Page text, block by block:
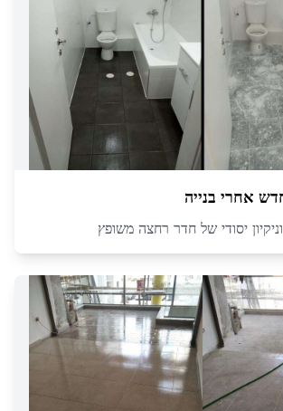
אחרי בנייה
יסודי של חדר רחצה משופץ